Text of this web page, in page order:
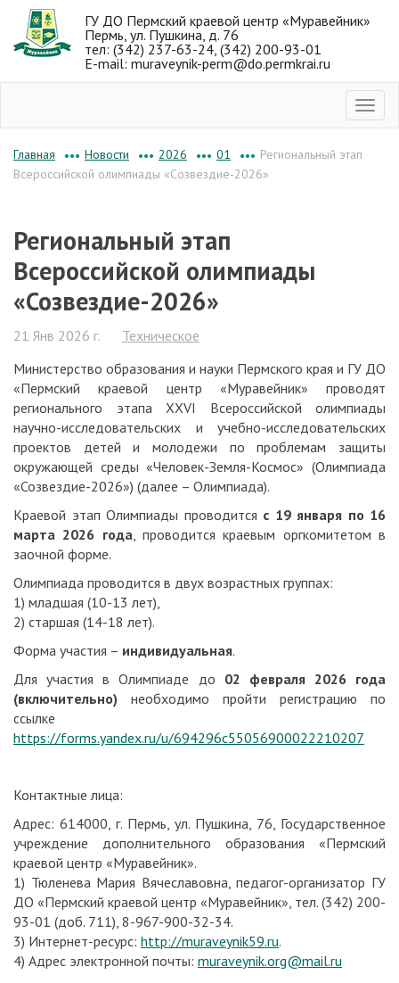
ГУ ДО Пермский краевой центр «Муравейник»
Пермь, ул. Пушкина, д. 76
тел: (342) 237-63-24, (342) 200-93-01
E-mail: muraveynik-perm@do.permkrai.ru
Главная ••• Новости ••• 2026 ••• 01 ••• Региональный этап
Всероссийской олимпиады «Созвездие-2026»
Региональный этап
Всероссийской олимпиады
«Созвездие-2026»
21 Янв 2026 г.
Техническое
Министерство образования и науки Пермского края и ГУ ДО
«Пермский краевой центр «Муравейник» проводят
регионального этапа XXVI Всероссийской олимпиады
научно-исследовательских и учебно-исследовательских
проектов детей и молодежи по проблемам защиты
окружающей среды «Человек-Земля-Космос» (Олимпиада
«Созвездие-2026») (далее – Олимпиада).
Краевой этап Олимпиады проводится с 19 января по 16
марта 2026 года, проводится краевым оргкомитетом в
заочной форме.
Олимпиада проводится в двух возрастных группах:
1) младшая (10-13 лет),
2) старшая (14-18 лет).
Форма участия – индивидуальная.
Для участия в Олимпиаде до 02 февраля 2026 года
(включительно) необходимо пройти регистрацию по
ссылке
https://forms.yandex.ru/u/694296c55056900022210207
Контактные лица:
Адрес: 614000, г. Пермь, ул. Пушкина, 76, Государственное
учреждение дополнительного образования «Пермский
краевой центр «Муравейник».
1) Тюленева Мария Вячеславовна, педагог-организатор ГУ
ДО «Пермский краевой центр «Муравейник», тел. (342) 200-
93-01 (доб. 711), 8-967-900-32-34.
3) Интернет-ресурс: http://muraveynik59.ru.
4) Адрес электронной почты: muraveynik.org@mail.ru